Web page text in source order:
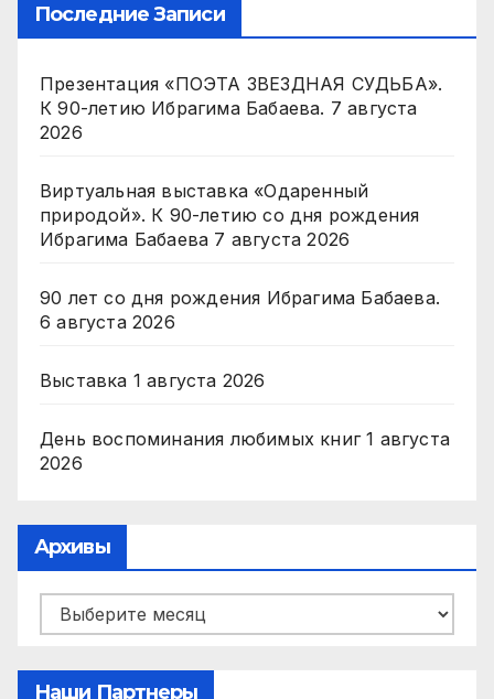
Последние Записи
Презентация «ПОЭТА ЗВЕЗДНАЯ СУДЬБА».
К 90-летию Ибрагима Бабаева. 7 августа
2026
Виртуальная выставка «Одаренный
природой». К 90-летию со дня рождения
Ибрагима Бабаева 7 августа 2026
90 лет со дня рождения Ибрагима Бабаева.
6 августа 2026
Выставка 1 августа 2026
День воспоминания любимых книг 1 августа
2026
Архивы
Архивы
Наши Партнеры